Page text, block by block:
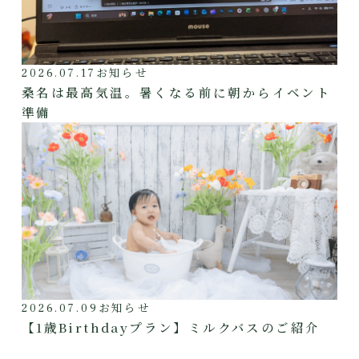
2026.07.17 お知らせ
桑名は最高気温。暑くなる前に朝からイベント
準備
2026.07.09 お知らせ
【1歳Birthdayプラン】ミルクバスのご紹介